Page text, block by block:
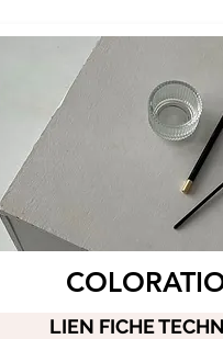
LIEN FICHE